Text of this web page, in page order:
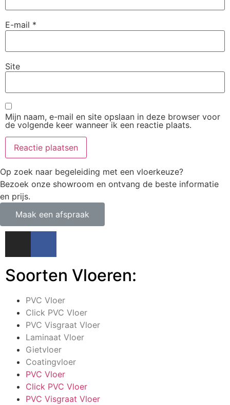
E-mail *
Site
Mijn naam, e-mail en site opslaan in deze browser voor
de volgende keer wanneer ik een reactie plaats.
Op zoek naar begeleiding met een vloerkeuze?
Bezoek onze showroom en ontvang de beste informatie
en prijs.
Maak een afspraak
Soorten Vloeren:
PVC Vloer
Click PVC Vloer
PVC Visgraat Vloer
Laminaat Vloer
Gietvloer
Coatingvloer
PVC Vloer
Click PVC Vloer
PVC Visgraat Vloer